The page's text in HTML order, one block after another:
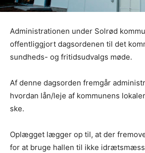
Administrationen under Solrød
offentliggjort dagsordenen til det
sundheds- og fritidsudvalgs møde.
Af denne dagsorden fremgår
hvordan lån/leje af kommunens
ske.
Oplægget lægger op til, at der
for at bruge hallen til ikke